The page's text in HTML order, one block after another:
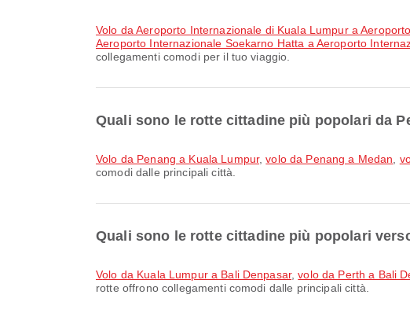
volo da Aeroporto Internazionale di Kuala Lumpur a
Aeroporto Internazionale Soekarno Hatta a Aeroporto
collegamenti comodi per il tuo viaggio.
Quali sono le rotte cittadine più popolari da
volo da Penang a Kuala Lumpur,volo da Penang a Medan
comodi dalle principali città.
Quali sono le rotte cittadine più popolari
volo da Kuala Lumpur a Bali Denpasar,volo da Perth a Bali
rotte offrono collegamenti comodi dalle principali città.